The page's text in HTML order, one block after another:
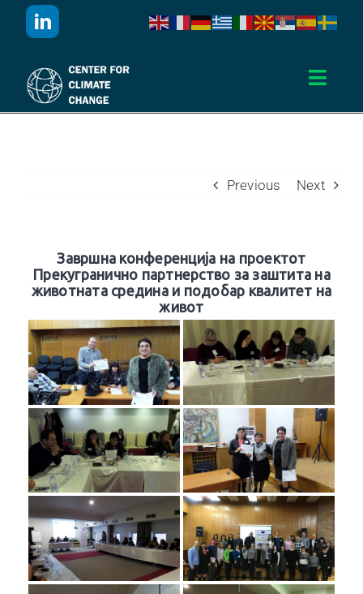
Проекти
Публикации
Контакт
ОДБЕЛЕЖУВАЊЕ НА ЧАСОТ НА
ПЛАНЕТАТА ЗЕМЈА – 2017 ГОДИНА
Previous Next
Завршна конференција на проектот
Прекугранично партнерство за заштита на
животната средина и подобар квалитет на
живот